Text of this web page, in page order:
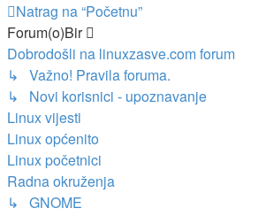
Natrag na “Početnu”
Forum(o)Bir
Dobrodošli na linuxzasve.com forum
↳ Važno! Pravila foruma.
↳ Novi korisnici - upoznavanje
Linux vijesti
Linux općenito
Linux početnici
Radna okruženja
↳ GNOME